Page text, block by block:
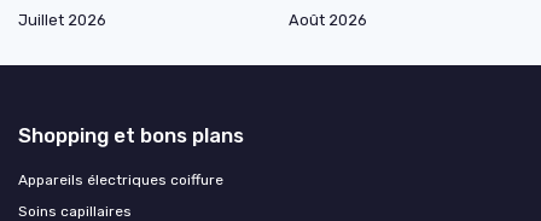
Juillet 2026
Août 2026
Shopping et bons plans
Appareils électriques coiffure
Soins capillaires